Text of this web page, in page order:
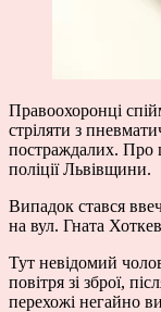
Правоохоронці
стріляти з
постраждалих. Про
поліції Львівщини.
Випадок стався
на вул. Гната
Тут невідомий
повітря зі зброї,
перехожі негайно